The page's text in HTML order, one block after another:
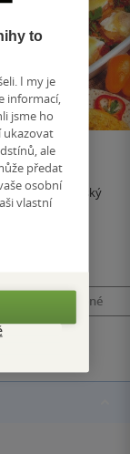
Nedostupné
Zapékané
pochoutky
Miloslav Nosovský
0.0
Nedostupné
to
I my je
informací,
jsme ho
ukazovat
ale
předat
osobní
vlastní